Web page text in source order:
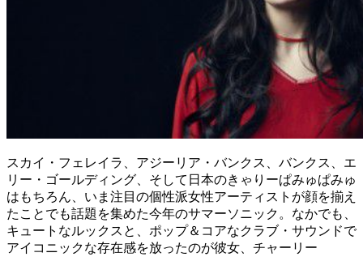
スカイ・フェレイラ、アジーリア・バンクス、バンクス、エ
リー・ゴールディング、そして日本のきゃりーぱみゅぱみゅ
はもちろん、いま注目の個性派女性アーティストが顔を揃え
たことでも話題を集めた今年のサマーソニック。なかでも、
キュートなルックスと、ポップ＆コアなクラブ・サウンドで
アイコニックな存在感を放ったのが彼女、チャーリー